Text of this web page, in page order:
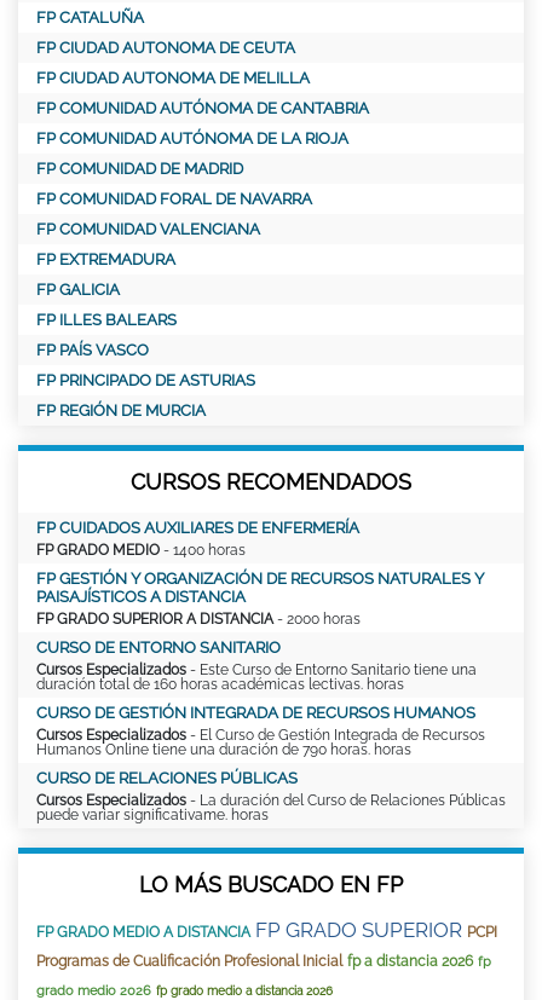
FP CATALUÑA
FP CIUDAD AUTONOMA DE CEUTA
FP CIUDAD AUTONOMA DE MELILLA
FP COMUNIDAD AUTÓNOMA DE CANTABRIA
FP COMUNIDAD AUTÓNOMA DE LA RIOJA
FP COMUNIDAD DE MADRID
FP COMUNIDAD FORAL DE NAVARRA
FP COMUNIDAD VALENCIANA
FP EXTREMADURA
FP GALICIA
FP ILLES BALEARS
FP PAÍS VASCO
FP PRINCIPADO DE ASTURIAS
FP REGIÓN DE MURCIA
CURSOS RECOMENDADOS
FP CUIDADOS AUXILIARES DE ENFERMERÍA
FP GRADO MEDIO - 1400 horas
FP GESTIÓN Y ORGANIZACIÓN DE RECURSOS NATURALES Y
PAISAJÍSTICOS A DISTANCIA
FP GRADO SUPERIOR A DISTANCIA - 2000 horas
CURSO DE ENTORNO SANITARIO
Cursos Especializados - Este Curso de Entorno Sanitario tiene una
duración total de 160 horas académicas lectivas. horas
CURSO DE GESTIÓN INTEGRADA DE RECURSOS HUMANOS
Cursos Especializados - El Curso de Gestión Integrada de Recursos
Humanos Online tiene una duración de 790 horas. horas
CURSO DE RELACIONES PÚBLICAS
Cursos Especializados - La duración del Curso de Relaciones Públicas
puede variar significativame. horas
LO MÁS BUSCADO EN FP
FP GRADO MEDIO A DISTANCIA FP GRADO SUPERIOR PCPI
Programas de Cualificación Profesional Inicial fp a distancia 2026 fp
grado medio 2026 fp grado medio a distancia 2026